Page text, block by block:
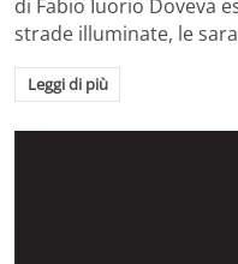
di Fabio Iuorio Doveva
strade illuminate, le
Leggi di più